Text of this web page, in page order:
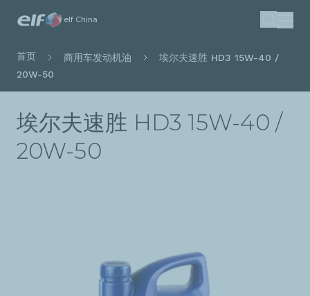
到
容
elf China
搜索
面
包
屑
首页 商用车发动机油
埃尔夫速胜 HD3 15W-40 /
20W-50
埃尔夫速胜 HD3 15W-40 /
20W-50